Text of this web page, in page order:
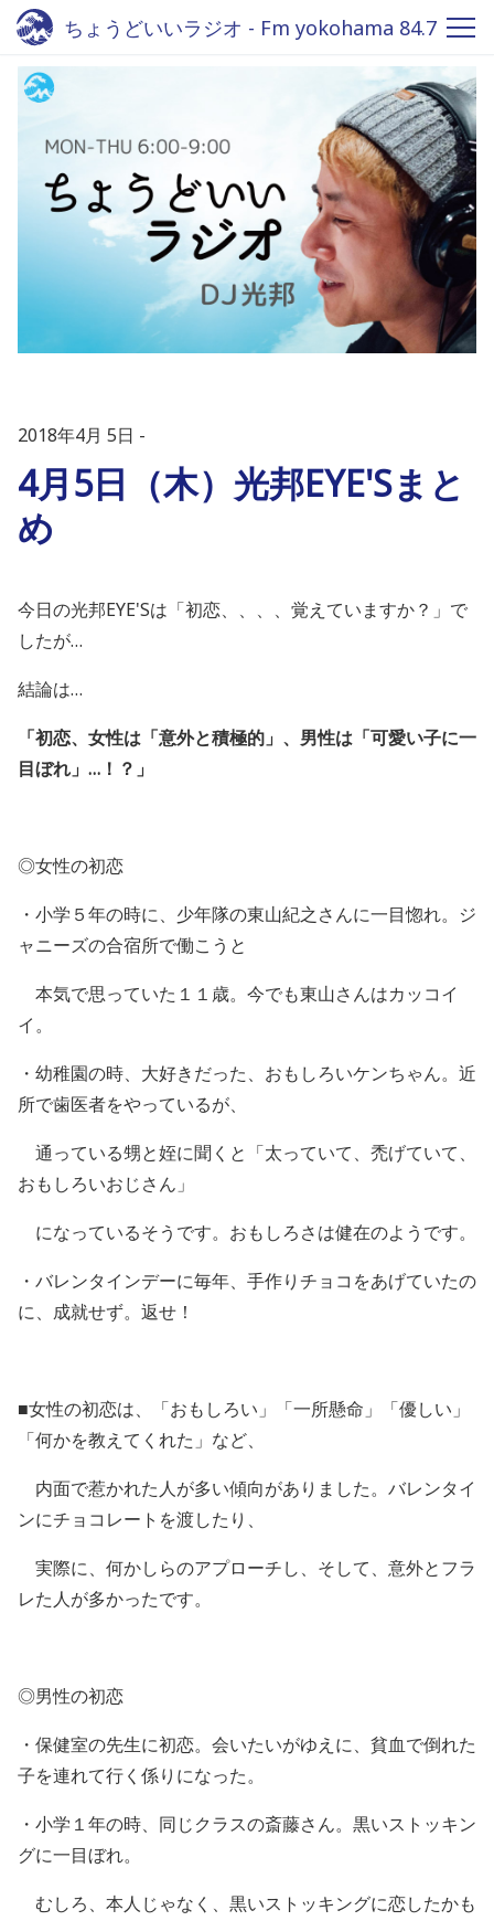
ちょうどいいラジオ - Fm yokohama 84.7
2018年4月 5日
4月5日（木）光邦EYE'Sまと
め
今日の光邦EYE'Sは「初恋、、、、覚えていますか？」で
したが…
結論は…
「初恋、女性は「意外と積極的」、男性は「可愛い子に一
目ぼれ」…！？」
◎女性の初恋
・小学５年の時に、少年隊の東山紀之さんに一目惚れ。ジ
ャニーズの合宿所で働こうと
本気で思っていた１１歳。今でも東山さんはカッコイ
イ。
・幼稚園の時、大好きだった、おもしろいケンちゃん。近
所で歯医者をやっているが、
通っている甥と姪に聞くと「太っていて、禿げていて、
おもしろいおじさん」
になっているそうです。おもしろさは健在のようです。
・バレンタインデーに毎年、手作りチョコをあげていたの
に、成就せず。返せ！
■女性の初恋は、「おもしろい」「一所懸命」「優しい」
「何かを教えてくれた」など、
内面で惹かれた人が多い傾向がありました。バレンタイ
ンにチョコレートを渡したり、
実際に、何かしらのアプローチし、そして、意外とフラ
レた人が多かったです。
◎男性の初恋
・保健室の先生に初恋。会いたいがゆえに、貧血で倒れた
子を連れて行く係りになった。
・小学１年の時、同じクラスの斎藤さん。黒いストッキン
グに一目ぼれ。
むしろ、本人じゃなく、黒いストッキングに恋したかも